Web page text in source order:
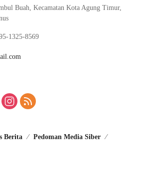
Buah, Kecamatan Kota Agung Timur,
1325-8569
Berita
Pedoman Media Siber